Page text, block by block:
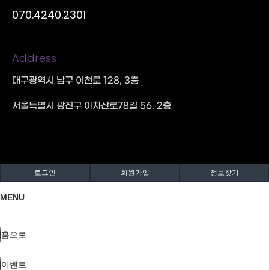
070.4240.2301
Address
대구광역시 남구 이천로 128, 3층
서울특별시 광진구 아차산로78길 56, 2층
로그인 회원가입 정보찾기
MENU
홈으로
이벤트